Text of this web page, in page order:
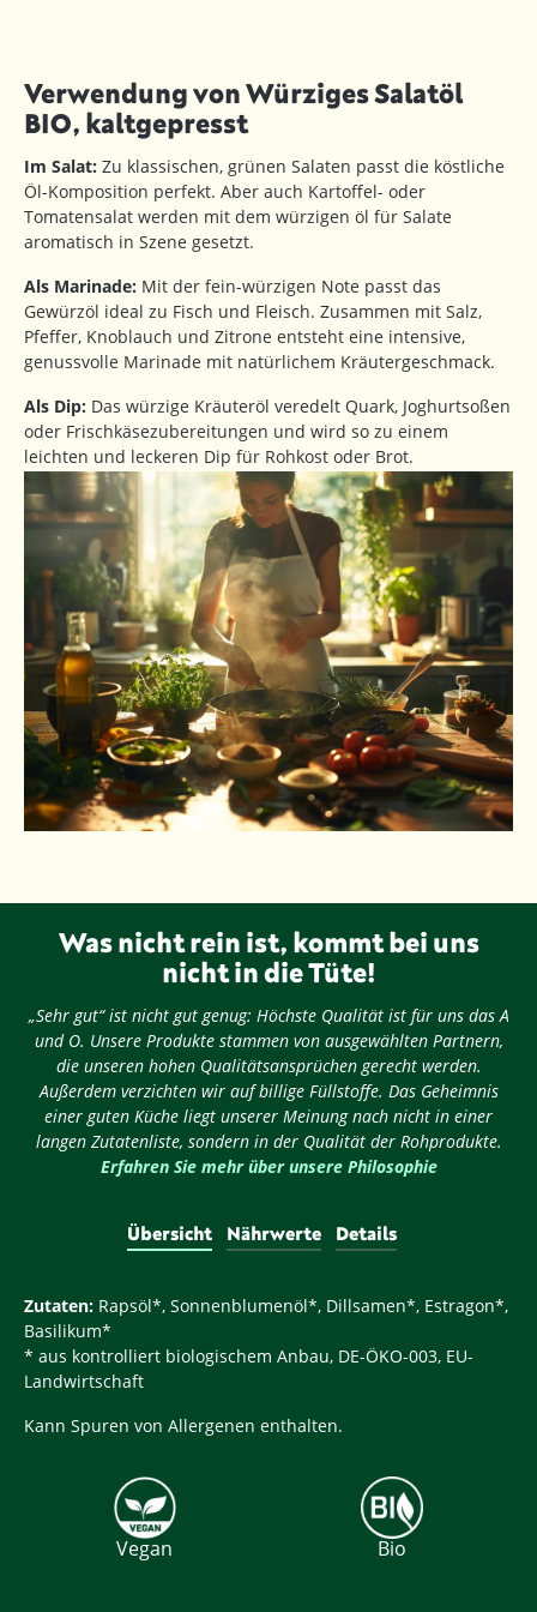
Verwendung von Würziges Salatöl
BIO, kaltgepresst
Im Salat: Zu klassischen, grünen Salaten passt die köstliche
Öl-Komposition perfekt. Aber auch Kartoffel- oder
Tomatensalat werden mit dem würzigen öl für Salate
aromatisch in Szene gesetzt.
Als Marinade: Mit der fein-würzigen Note passt das
Gewürzöl ideal zu Fisch und Fleisch. Zusammen mit Salz,
Pfeffer, Knoblauch und Zitrone entsteht eine intensive,
genussvolle Marinade mit natürlichem Kräutergeschmack.
Als Dip: Das würzige Kräuteröl veredelt Quark, Joghurtsoßen
oder Frischkäsezubereitungen und wird so zu einem
leichten und leckeren Dip für Rohkost oder Brot.
Was nicht rein ist, kommt bei uns
nicht in die Tüte!
„Sehr gut“ ist nicht gut genug: Höchste Qualität ist für uns das A
und O. Unsere Produkte stammen von ausgewählten Partnern,
die unseren hohen Qualitätsansprüchen gerecht werden.
Außerdem verzichten wir auf billige Füllstoffe. Das Geheimnis
einer guten Küche liegt unserer Meinung nach nicht in einer
langen Zutatenliste, sondern in der Qualität der Rohprodukte.
Erfahren Sie mehr über unsere Philosophie
Übersicht Nährwerte Details
Zutaten: Rapsöl*, Sonnenblumenöl*, Dillsamen*, Estragon*,
Basilikum*
* aus kontrolliert biologischem Anbau, DE-ÖKO-003, EU-
Landwirtschaft
Kann Spuren von Allergenen enthalten.
Vegan Bio